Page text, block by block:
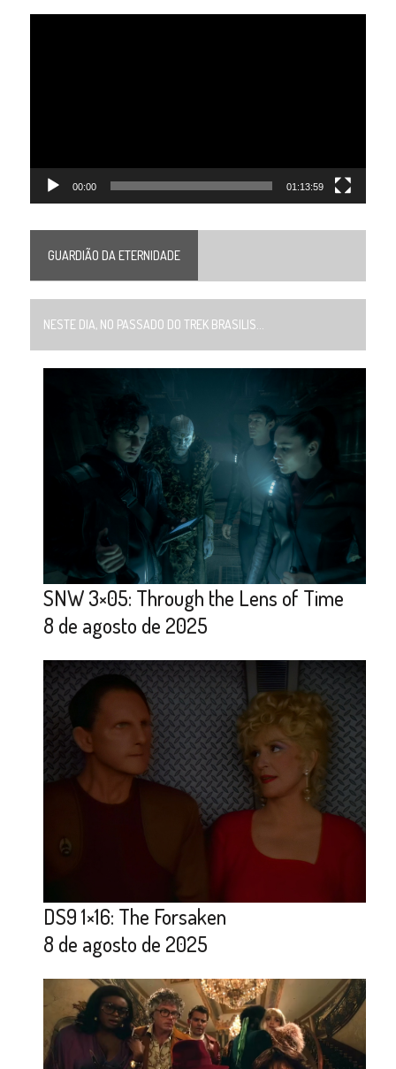
00:00 01:13:59
GUARDIÃO DA ETERNIDADE
NESTE DIA, NO PASSADO DO TREK BRASILIS...
SNW 3×05: Through the Lens of Time
8 de agosto de 2025
DS9 1×16: The Forsaken
8 de agosto de 2025